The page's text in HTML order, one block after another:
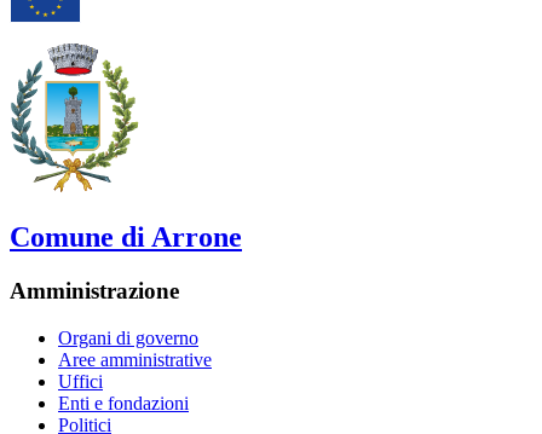
Comune di Arrone
Amministrazione
Organi di governo
Aree amministrative
Uffici
Enti e fondazioni
Politici